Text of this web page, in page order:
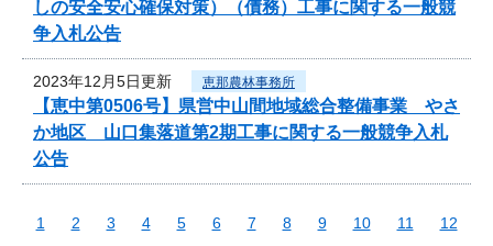
しの安全安心確保対策）（債務）工事に関する一般競
争入札公告
2023年12月5日更新 恵那農林事務所
【恵中第0506号】県営中山間地域総合整備事業 やさ
か地区 山口集落道第2期工事に関する一般競争入札
公告
1 2 3 4 5 6 7 8 9 10 11
12